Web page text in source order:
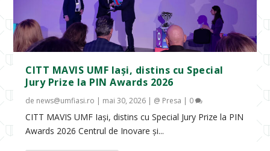
Președintele României, în vizită la UMF
Iași: întâ...
Echipa MAVIS Artificial Heart a UMF Iași a
prezent...
„We are the champions!”: Echipa MAVIS
Artificial H...
UMF Iași a câștigat premiul „Inovația
Medicală a A...
A fost semnat contractul de finanțare
pentru „Cent...
CITT MAVIS UMF Iași, distins cu Special
Jury Prize la PIN Awards 2026
de news@umfiasi.ro | mai 30, 2026 | @ Presa | 0
CITT MAVIS UMF Iași, distins cu Special Jury Prize la PIN
Awards 2026 Centrul de Inovare și...